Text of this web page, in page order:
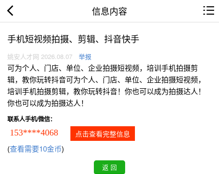
信息内容
手机短视频拍摄、剪辑、抖音快手
姚安人才网 2026.08.07 举报
可为个人、门店、单位、企业拍摄短视频，培训手机拍摄剪
辑，教你玩转抖音可为个人、门店、单位、企业拍摄短视频，
培训手机拍摄剪辑，教你玩转抖音！你也可以成为拍摄达人！
你也可以成为拍摄达人！
联系人手机/微信：
153****4068 点击查看完整信息
(查看需要10金币)